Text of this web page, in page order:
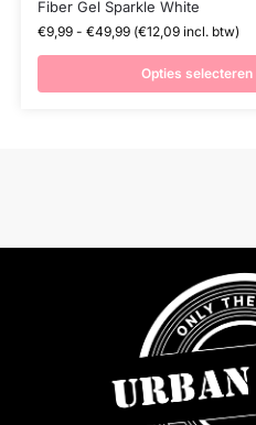
Fiber Gel Sparkle White
€9,99 - €49,99(€12,09incl. btw)
Opties selecteren